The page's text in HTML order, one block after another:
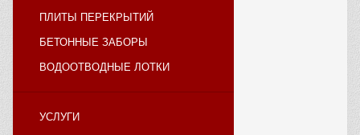
ПЛИТЫ ПЕРЕКРЫТИЙ
БЕТОННЫЕ ЗАБОРЫ
ВОДООТВОДНЫЕ ЛОТКИ
УСЛУГИ